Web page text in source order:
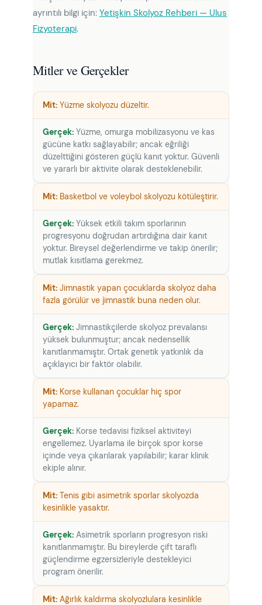
ayrıntılı bilgi için: Yetişkin Skolyoz Rehberi — Ulus
Fizyoterapi.
Mitler ve Gerçekler
Yüzme skolyozu düzeltir.
Yüzme, omurga mobilizasyonu ve kas
gücüne katkı sağlayabilir; ancak eğriliği
düzelttiğini gösteren güçlü kanıt yoktur. Güvenli
ve yararlı bir aktivite olarak desteklenebilir.
Basketbol ve voleybol skolyozu kötüleştirir.
Yüksek etkili takım sporlarının
progresyonu doğrudan artırdığına dair kanıt
yoktur. Bireysel değerlendirme ve takip önerilir;
mutlak kısıtlama gerekmez.
Jimnastik yapan çocuklarda skolyoz daha
fazla görülür ve jimnastik buna neden olur.
Jimnastikçilerde skolyoz prevalansı
yüksek bulunmuştur; ancak nedensellik
kanıtlanmamıştır. Ortak genetik yatkınlık da
açıklayıcı bir faktör olabilir.
Korse kullanan çocuklar hiç spor
yapamaz.
Korse tedavisi fiziksel aktiviteyi
engellemez. Uyarlama ile birçok spor korse
içinde veya çıkarılarak yapılabilir; karar klinik
ekiple alınır.
Tenis gibi asimetrik sporlar skolyozda
kesinlikle yasaktır.
Asimetrik sporların progresyon riski
kanıtlanmamıştır. Bu bireylerde çift taraflı
güçlendirme egzersizleriyle destekleyici
program önerilir.
Ağırlık kaldırma skolyozlulara kesinlikle